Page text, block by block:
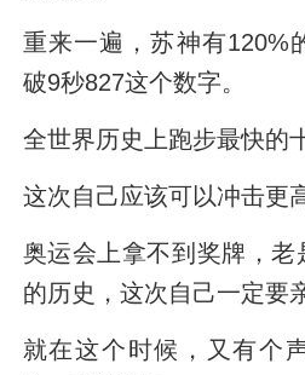
重来一遍，苏神有120%
破9秒827这个数字。
全世界历史上跑步最快的
这次自己应该可以冲击更
奥运会上拿不到奖牌，老
的历史，这次自己一定要
就在这个时候，又有个